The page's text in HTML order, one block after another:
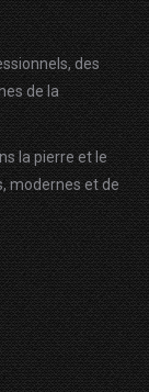
des
de la
la pierre et le
modernes et de